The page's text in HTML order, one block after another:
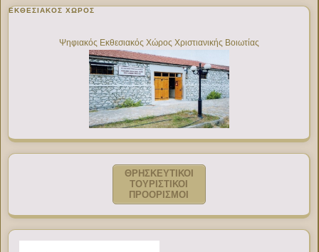
ΕΚΘΕΣΙΑΚΌΣ ΧΏΡΟΣ
Ψηφιακός Εκθεσιακός Χώρος Χριστιανικής Βοιωτίας
ΘΡΗΣΚΕΥΤΙΚΟΙ
ΤΟΥΡΙΣΤΙΚΟΙ
ΠΡΟΟΡΙΣΜΟΙ